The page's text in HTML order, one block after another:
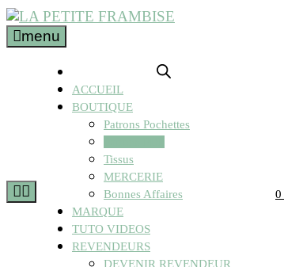
menu
ACCUEIL
BOUTIQUE
Patrons Pochettes
Tissus
MERCERIE
Bonnes Affaires
MARQUE
TUTO VIDEOS
REVENDEURS
DEVENIR REVENDEUR
0